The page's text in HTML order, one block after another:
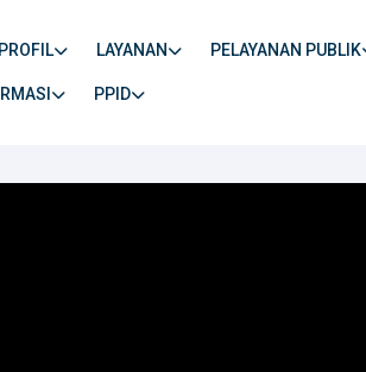
PROFIL LAYANAN PELAYANAN PUBLIK
PPID